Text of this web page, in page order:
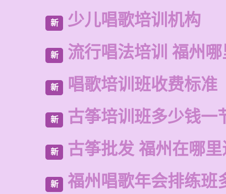
新 少儿唱歌培训机构
新 流行唱法培训 福州
新 唱歌培训班收费标准
新 古筝培训班多少钱一
新 古筝批发 福州在哪
新 福州唱歌年会排练班